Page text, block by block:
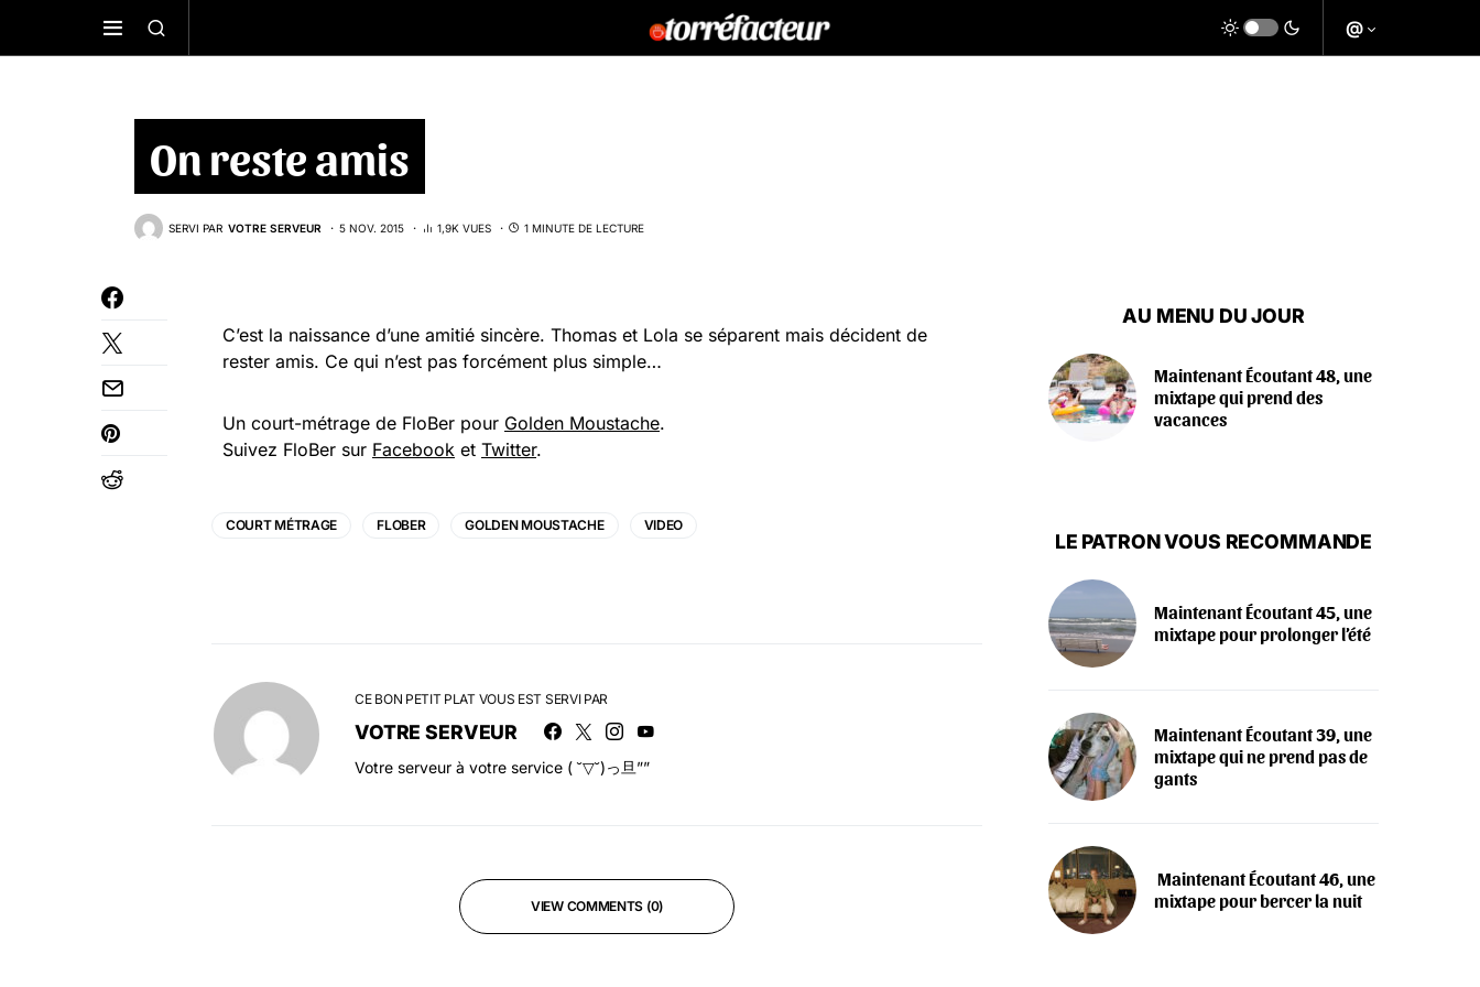
@
On reste amis
SERVI PAR VOTRE SERVEUR 5 NOV. 2015 1,9K VUES 1 MINUTE DE LECTURE
C’est la naissance d’une amitié sincère. Thomas et Lola se séparent mais décident de
rester amis. Ce qui n’est pas forcément plus simple…
Un court-métrage de FloBer pour Golden Moustache.
Suivez FloBer sur Facebook et Twitter.
COURT MÉTRAGE FLOBER GOLDEN MOUSTACHE VIDEO
CE BON PETIT PLAT VOUS EST SERVI PAR
VOTRE SERVEUR
Votre serveur à votre service ( ˘▽˘)っ旦””
VIEW COMMENTS (0)
AU MENU DU JOUR
Maintenant Écoutant 48, une
mixtape qui prend des
vacances
LE PATRON VOUS RECOMMANDE
Maintenant Écoutant 45, une
mixtape pour prolonger l’été
Maintenant Écoutant 39, une
mixtape qui ne prend pas de
gants
‍️ Maintenant Écoutant 46, une
mixtape pour bercer la nuit